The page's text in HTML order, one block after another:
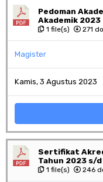
Pedoman
Akademik 2023
1 file(s) 271
Magister
Kamis, 3 Agustus 2023
Sertifikat
Tahun 2023 s/
1 file(s) 246